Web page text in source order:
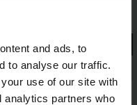
and ads, to
to analyse our traffic.
use of our site with
analytics partners who